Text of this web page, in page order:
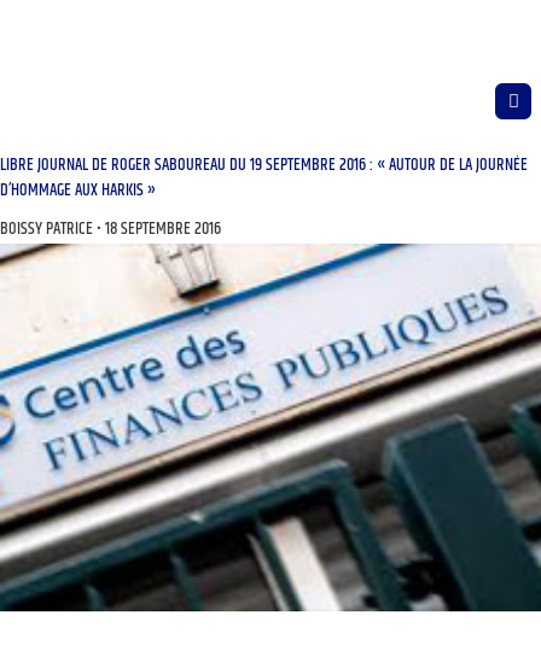
LIBRE JOURNAL DE ROGER SABOUREAU DU 19 SEPTEMBRE 2016 : « AUTOUR DE LA JOURNÉE
D’HOMMAGE AUX HARKIS »
BOISSY PATRICE 18 SEPTEMBRE 2016